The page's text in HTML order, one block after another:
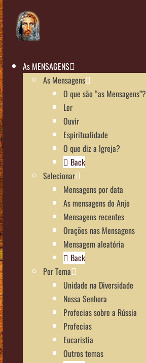
As MENSAGENS
As Mensagens
O que são “as Mensagens”?
Ler
Ouvir
Espiritualidade
O que diz a Igreja?
Back
Selecionar
Mensagens por data
As mensagens do Anjo
Mensagens recentes
Orações nas Mensagens
Mensagem aleatória
Back
Por Tema
Unidade na Diversidade
Nossa Senhora
Profecias sobre a Rússia
Profecias
Eucaristia
Outros temas